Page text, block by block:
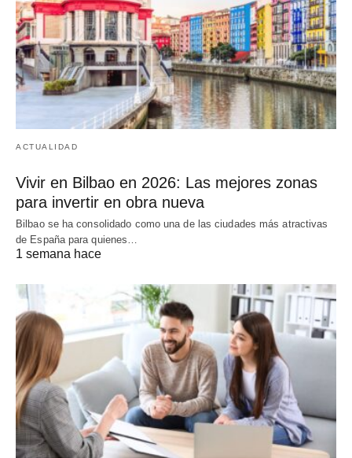
ACTUALIDAD
Vivir en Bilbao en 2026: Las mejores zonas
para invertir en obra nueva
Bilbao se ha consolidado como una de las ciudades más atractivas
de España para quienes…
1 semana hace